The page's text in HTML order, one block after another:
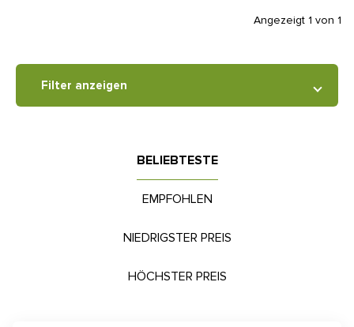
BELIEBTESTE
EMPFOHLEN
NIEDRIGSTER PREIS
HÖCHSTER PREIS
Angezeigt 1 von 1
Filter anzeigen